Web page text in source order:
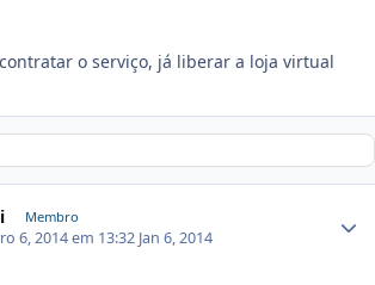
o serviço, já liberar a loja virtual
Membro
6, 2014 em 13:32 Jan 6, 2014